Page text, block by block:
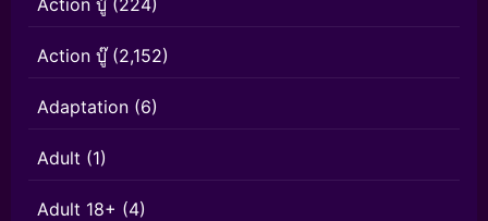
Action บู๊(2,152)
Adaptation (6)
Adult (1)
Adult 18+ (4)